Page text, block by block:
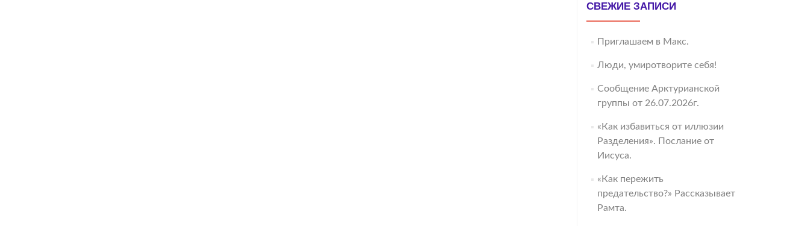
СВЕЖИЕ ЗАПИСИ
Приглашаем в Макс.
Люди, умиротворите себя!
Сообщение Арктурианской
группы от 26.07.2026г.
«Как избавиться от иллюзии
Разделения». Послание от
Иисуса.
«Как пережить
предательство?» Рассказывает
Рамта.